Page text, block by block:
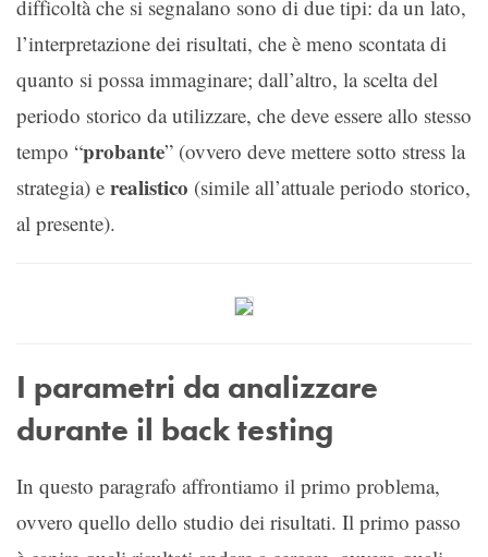
difficoltà che si segnalano sono di due tipi: da un lato,
l’interpretazione dei risultati, che è meno scontata di
quanto si possa immaginare; dall’altro, la scelta del
periodo storico da utilizzare, che deve essere allo stesso
tempo “probante” (ovvero deve mettere sotto stress la
strategia) e realistico (simile all’attuale periodo storico,
al presente).
I parametri da analizzare
durante il back testing
In questo paragrafo affrontiamo il primo problema,
ovvero quello dello studio dei risultati. Il primo passo